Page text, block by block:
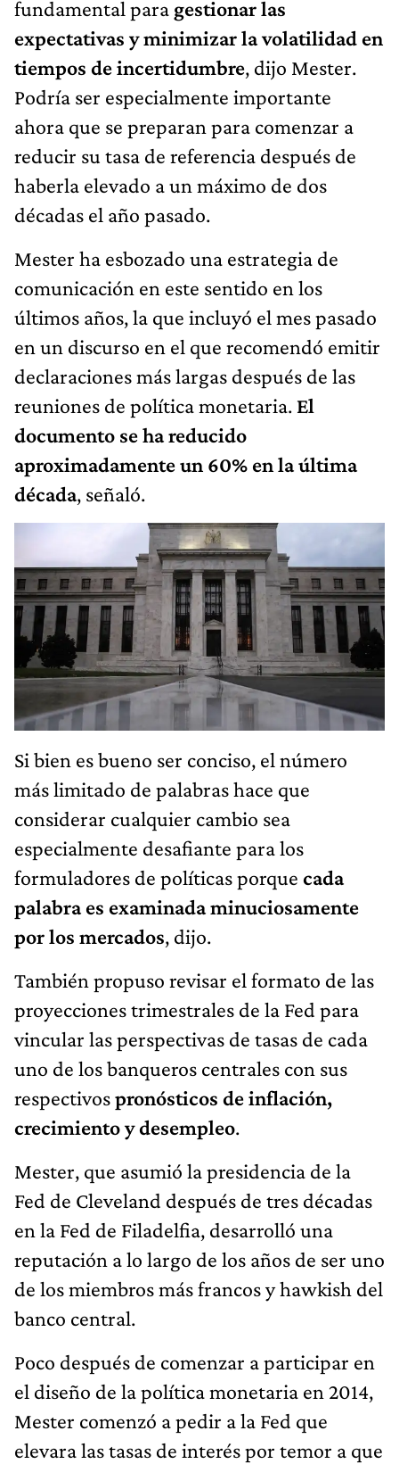
fundamental para gestionar las
expectativas y minimizar la volatilidad en
tiempos de incertidumbre, dijo Mester.
Podría ser especialmente importante
ahora que se preparan para comenzar a
reducir su tasa de referencia después de
haberla elevado a un máximo de dos
décadas el año pasado.
Mester ha esbozado una estrategia de
comunicación en este sentido en los
últimos años, la que incluyó el mes pasado
en un discurso en el que recomendó emitir
declaraciones más largas después de las
reuniones de política monetaria. El
documento se ha reducido
aproximadamente un 60% en la última
década, señaló.
Si bien es bueno ser conciso, el número
más limitado de palabras hace que
considerar cualquier cambio sea
especialmente desafiante para los
formuladores de políticas porque cada
palabra es examinada minuciosamente
por los mercados, dijo.
También propuso revisar el formato de las
proyecciones trimestrales de la Fed para
vincular las perspectivas de tasas de cada
uno de los banqueros centrales con sus
respectivospronósticos de inflación,
crecimiento y desempleo.
Mester, que asumió la presidencia de la
Fed de Cleveland después de tres décadas
en la Fed de Filadelfia, desarrolló una
reputación a lo largo de los años de ser uno
de los miembros más francos y hawkish del
banco central.
Poco después de comenzar a participar en
el diseño de la política monetaria en 2014,
Mester comenzó a pedir a la Fed que
elevara las tasas de interés por temor a que